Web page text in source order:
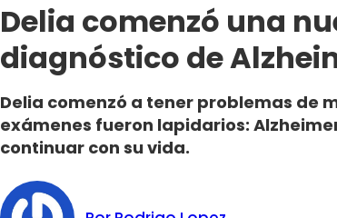
Delia comenzó una
diagnóstico de
Delia comenzó a tener problemas de
exámenes fueron lapidarios:
continuar con su vida.